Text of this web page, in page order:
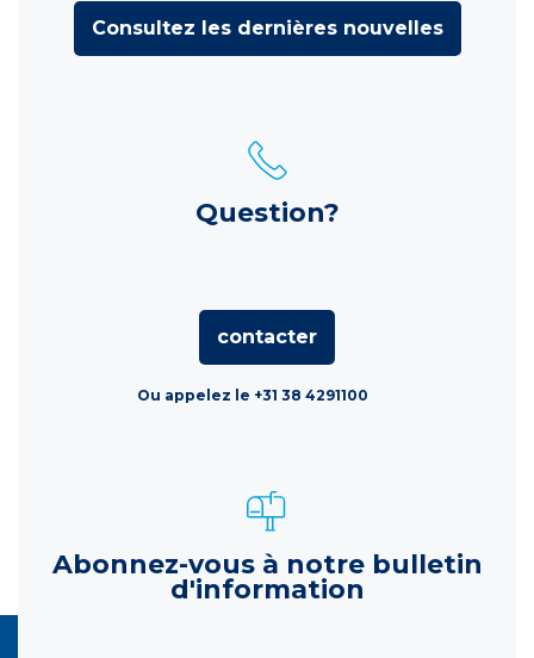
Consultez les dernières nouvelles
Question?
contacter
Ou appelez le +31 38 4291100
Abonnez-vous à notre bulletin
d'information